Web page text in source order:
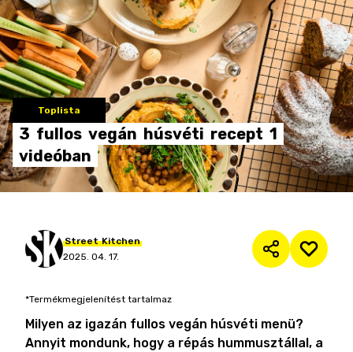
Toplista
3 fullos vegán húsvéti recept 1
videóban
Street Kitchen
2025. 04. 17.
*Termékmegjelenítést tartalmaz
Milyen az igazán fullos vegán húsvéti menü?
Annyit mondunk, hogy a répás hummusztállal, a